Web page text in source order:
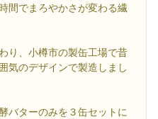
間でまろやかさが変わる繊
り、小樽市の製缶工場で昔
気のデザインで製造しまし
バターのみを３缶セットに